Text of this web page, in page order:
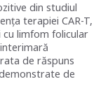
din studiul
terapiei CAR-T,
cu limfom folicular
de răspuns
de